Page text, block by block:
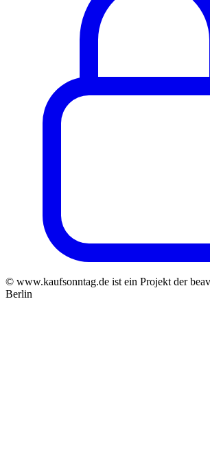
© www.kaufsonntag.de ist ein Projekt der
Berlin